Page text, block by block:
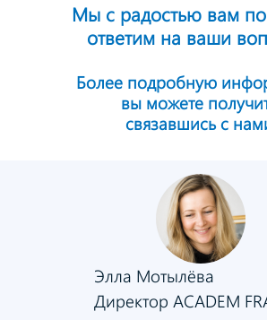
Мы с радостью вам
ответим на ваши
Более подробную
вы можете
связавшись с
Элла Мотылёва
Директор ACADEM